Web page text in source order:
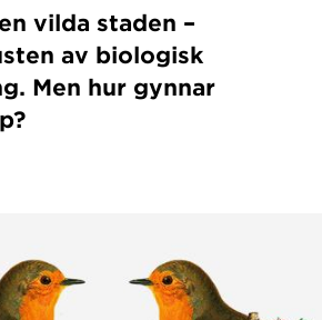
vilda staden –
av biologisk
Men hur gynnar